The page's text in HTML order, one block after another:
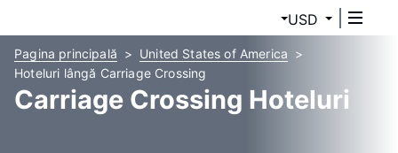
USD
Pagina principală
United States of America
Hoteluri lângă Carriage Crossing
Carriage Crossing Hoteluri